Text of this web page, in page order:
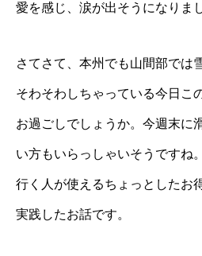
愛を感じ、涙が出そうになりま
さてさて、本州でも山間部では
そわそわしちゃっている今日こ
お過ごしでしょうか。今週末に
い方もいらっしゃいそうですね
行く人が使えるちょっとしたお
実践したお話です。